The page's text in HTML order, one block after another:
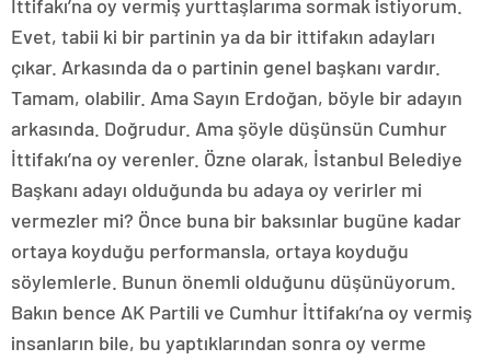
İttifakı’na oy vermiş yurttaşlarıma sormak istiyorum.
Evet, tabii ki bir partinin ya da bir ittifakın adayları
çıkar. Arkasında da o partinin genel başkanı vardır.
Tamam, olabilir. Ama Sayın Erdoğan, böyle bir adayın
arkasında. Doğrudur. Ama şöyle düşünsün Cumhur
İttifakı’na oy verenler. Özne olarak, İstanbul Belediye
Başkanı adayı olduğunda bu adaya oy verirler mi
vermezler mi? Önce buna bir baksınlar bugüne kadar
ortaya koyduğu performansla, ortaya koyduğu
söylemlerle. Bunun önemli olduğunu düşünüyorum.
Bakın bence AK Partili ve Cumhur İttifakı’na oy vermiş
insanların bile, bu yaptıklarından sonra oy verme